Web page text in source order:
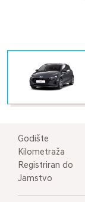
Godište
Kilometraža
Registriran do
Jamstvo